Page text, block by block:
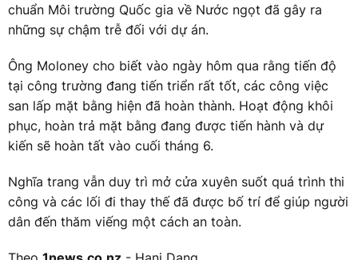
chuẩn Môi trường Quốc gia về Nước ngọt đã gây ra
những sự chậm trễ đối với dự án.
Ông Moloney cho biết vào ngày hôm qua rằng tiến độ
tại công trường đang tiến triển rất tốt, các công việc
san lấp mặt bằng hiện đã hoàn thành. Hoạt động khôi
phục, hoàn trả mặt bằng đang được tiến hành và dự
kiến sẽ hoàn tất vào cuối tháng 6.
Nghĩa trang vẫn duy trì mở cửa xuyên suốt quá trình thi
công và các lối đi thay thế đã được bố trí để giúp người
dân đến thăm viếng một cách an toàn.